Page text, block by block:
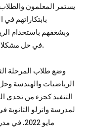
يستمر المعلمون
بابتكاراتهم
وبشغفهم باستخدام
في حل مشكلات العالم الحقيقي.
وضع طلاب المرحلة
الرياضيات والهندسة
التنفيذ كجزء من تحدي
لمدرسة واترلو الثانوية
مايو